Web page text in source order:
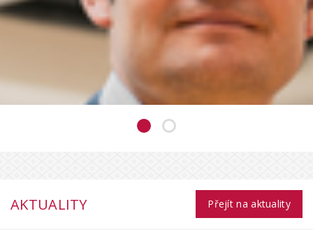
AKTUALITY Přejít na aktuality